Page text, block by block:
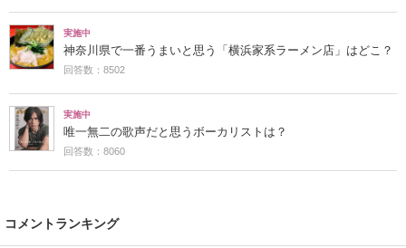
実施中
神奈川県で一番うまいと思う「横浜家系ラーメン店」はどこ？
回答数：8502
実施中
唯一無二の歌声だと思うボーカリストは？
回答数：8060
コメントランキング